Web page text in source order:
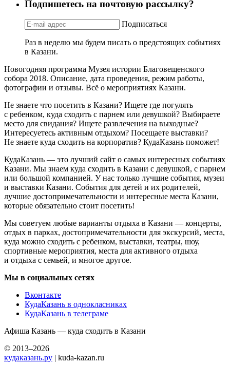
Подпишетесь на почтовую рассылку?
Подписаться
Раз в неделю мы будем писать о предстоящих событиях
в Казани.
Новогодняя программа Музея истории Благовещенского
собора 2018. Описание, дата проведения, режим работы,
фотографии и отзывы. Всё о мероприятиях Казани.
Не знаете что посетить в Казани? Ищете где погулять
с ребенком, куда сходить с парнем или девушкой? Выбираете
место для свидания? Ищете развлечения на выходные?
Интересуетесь активным отдыхом? Посещаете выставки?
Не знаете куда сходить на корпоратив? КудаКазань поможет!
КудаКазань — это лучший сайт о самых интересных событиях
Казани. Мы знаем куда сходить в Казани с девушкой, с парнем
или большой компанией. У нас только лучшие события, музеи
и выставки Казани. События для детей и их родителей,
лучшие достопримечательности и интересные места Казани,
которые обязательно стоит посетить!
Мы советуем любые варианты отдыха в Казани — концерты,
отдых в парках, достопримечательности для экскурсий, места,
куда можно сходить с ребенком, выставки, театры, шоу,
спортивные мероприятия, места для активного отдыха
и отдыха с семьей, и многое другое.
Мы в социальных сетях
Вконтакте
КудаКазань в однокласниках
КудаКазань в телеграме
Афиша Казань — куда сходить в Казани
© 2013–2026
кудаказань.ру | kuda-kazan.ru